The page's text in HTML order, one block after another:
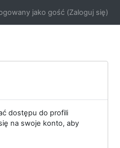
jako gość (Zaloguj się)
dostępu do profili
na swoje konto, aby